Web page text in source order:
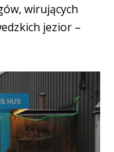
wirujących
jezior –